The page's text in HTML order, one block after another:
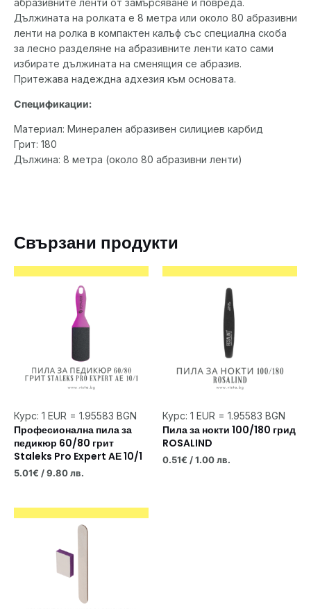
абразивните ленти от замърсяване и повреда.
Дължината на ролката е 8 метра или около 80 абразивни
ленти на ролка в компактен калъф със специална скоба
за лесно разделяне на абразивните ленти като сами
избирате дължината на сменящия се абразив.
Притежава надеждна адхезия към основата.
Спецификации:
Материал: Минерален абразивен силициев карбид
Грит: 180
Дължина: 8 метра (около 80 абразивни ленти)
Свързани продукти
Курс: 1 EUR = 1.95583 BGN
Професионална пила за
педикюр 60/80 грит
Staleks Pro Expert AЕ 10/1
5.01€ / 9.80 лв.
Курс: 1 EUR = 1.95583 BGN
Пила за нокти 100/180 грид
ROSALIND
0.51€ / 1.00 лв.